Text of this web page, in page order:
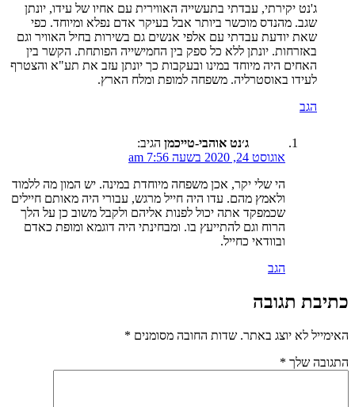
ג'נט יקירתי, עבדתי בתעשייה האווירית עם אחיו של עידו, יונתן
שגב. מהנדס מוכשר ביותר אבל בעיקר אדם נפלא ומיוחד. כפי
שאת יודעת עבדתי עם אלפי אנשים גם בשירות בחיל האוויר וגם
באזרחות. יונתן ללא כל ספק בין החמישייה הפותחת. הקשר בין
האחים היה מיוחד במינו ובעקבות כך יונתן עזב את תע"א והצטרף
לעידו באוסטרליה. משפחה למופת ומלח הארץ.
הגב
ג׳נט אוהבי-טייכמן הגיב:
אוגוסט 24, 2020 בשעה 7:56 am
הי שלי יקר, אכן משפחה מיוחדת במינה. יש המון מה ללמוד
ולאמץ מהם. עדו היה חייל מרגש, עבורי היה מאותם חיילים
שכמפקד אתה יכול לפנות אליהם ולקבל משוב כן על הלך
הרוח וגם להתייעץ בו. ומבחינתי היה דוגמא ומופת כאדם
ובוודאי כחייל.
הגב
כתיבת תגובה
האימייל לא יוצג באתר. שדות החובה מסומנים *
התגובה שלך *